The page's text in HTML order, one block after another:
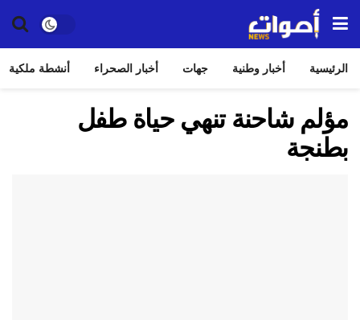
الرئيسية أخبار وطنية جهات أخبار الصحراء أنشطة ملكية
مؤلم شاحنة تنهي حياة طفل
بطنجة